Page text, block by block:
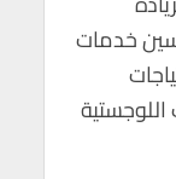
خدمات
اللوجستية